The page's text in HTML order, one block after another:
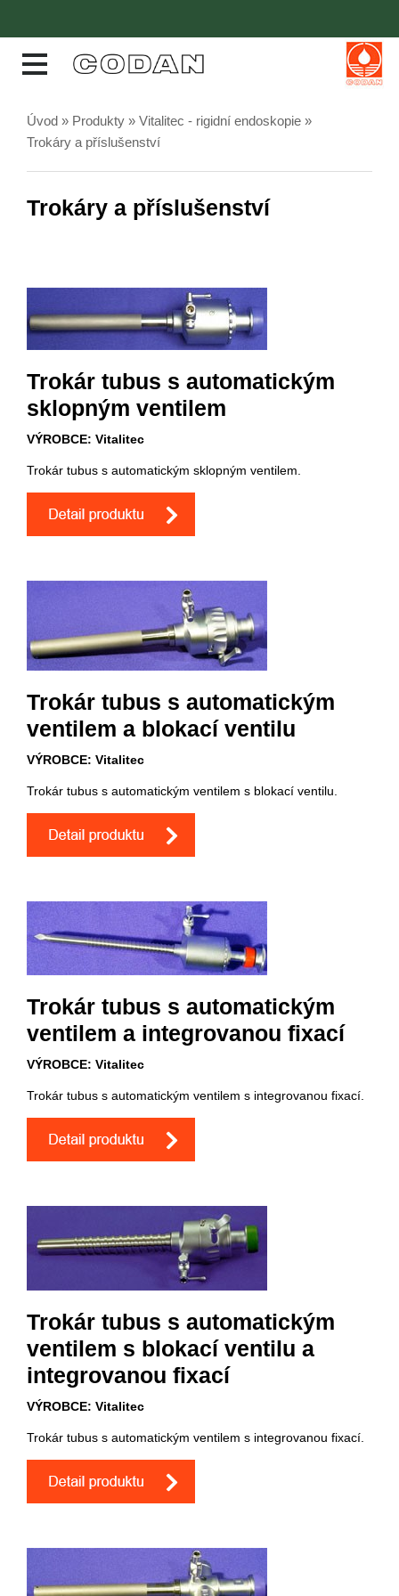
Úvod » Produkty » Vitalitec - rigidní endoskopie »
Trokáry a příslušenství
Trokáry a příslušenství
Trokár tubus s automatickým
sklopným ventilem
VÝROBCE: Vitalitec
Trokár tubus s automatickým sklopným ventilem.
Trokár tubus s automatickým
ventilem a blokací ventilu
VÝROBCE: Vitalitec
Trokár tubus s automatickým ventilem s blokací ventilu.
Trokár tubus s automatickým
ventilem a integrovanou fixací
VÝROBCE: Vitalitec
Trokár tubus s automatickým ventilem s integrovanou fixací.
Trokár tubus s automatickým
ventilem s blokací ventilu a
integrovanou fixací
VÝROBCE: Vitalitec
Trokár tubus s automatickým ventilem s integrovanou fixací.